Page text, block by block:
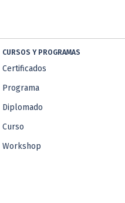
CURSOS Y PROGRAMAS
Certificados
Programa
Diplomado
Curso
Workshop